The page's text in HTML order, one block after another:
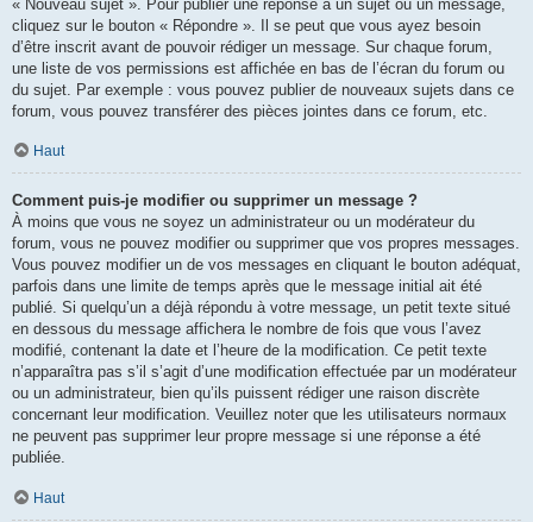
« Nouveau sujet ». Pour publier une réponse à un sujet ou un message,
cliquez sur le bouton « Répondre ». Il se peut que vous ayez besoin
d’être inscrit avant de pouvoir rédiger un message. Sur chaque forum,
une liste de vos permissions est affichée en bas de l’écran du forum ou
du sujet. Par exemple : vous pouvez publier de nouveaux sujets dans ce
forum, vous pouvez transférer des pièces jointes dans ce forum, etc.
Haut
Comment puis-je modifier ou supprimer un message ?
À moins que vous ne soyez un administrateur ou un modérateur du
forum, vous ne pouvez modifier ou supprimer que vos propres messages.
Vous pouvez modifier un de vos messages en cliquant le bouton adéquat,
parfois dans une limite de temps après que le message initial ait été
publié. Si quelqu’un a déjà répondu à votre message, un petit texte situé
en dessous du message affichera le nombre de fois que vous l’avez
modifié, contenant la date et l’heure de la modification. Ce petit texte
n’apparaîtra pas s’il s’agit d’une modification effectuée par un modérateur
ou un administrateur, bien qu’ils puissent rédiger une raison discrète
concernant leur modification. Veuillez noter que les utilisateurs normaux
ne peuvent pas supprimer leur propre message si une réponse a été
publiée.
Haut